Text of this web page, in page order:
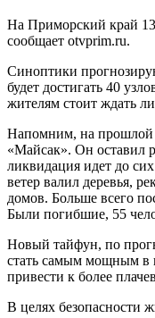
На Приморский край 13
сообщает otvprim.ru.
Синоптики
будет достигать 40
жителям стоит ждать
Напомним, на прошлой
«Майсак». Он оставил
ликвидация идет до
ветер валил деревья,
домов. Больше всего
Были погибшие, 55
Новый тайфун, по
стать самым мощным в
привести к более
В целях безопасности